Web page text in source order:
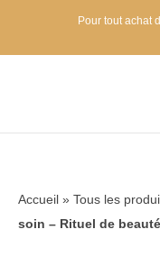
Pour tout achat
Accueil » Tous les
soin – Rituel de